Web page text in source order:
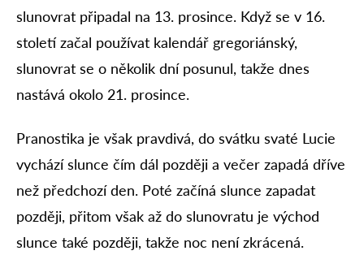
slunovrat připadal na 13. prosince. Když se v 16.
století začal používat kalendář gregoriánský,
slunovrat se o několik dní posunul, takže dnes
nastává okolo 21. prosince.
Pranostika je však pravdivá, do svátku svaté Lucie
vychází slunce čím dál později a večer zapadá dříve
než předchozí den. Poté začíná slunce zapadat
později, přitom však až do slunovratu je východ
slunce také později, takže noc není zkrácená.